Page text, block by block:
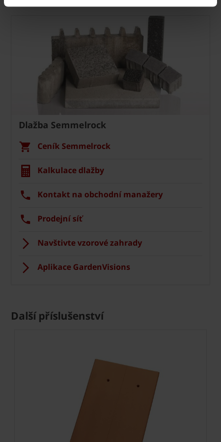
Dlažba Semmelrock
Ceník Semmelrock
Kalkulace dlažby
Kontakt na obchodní manažery
Prodejní síť
Navštivte vzorové zahrady
Aplikace GardenVisions
Další příslušenství